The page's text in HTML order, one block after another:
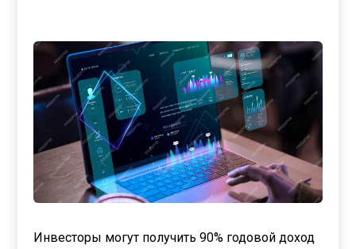
Инвесторы могут получить 90% годовой доход